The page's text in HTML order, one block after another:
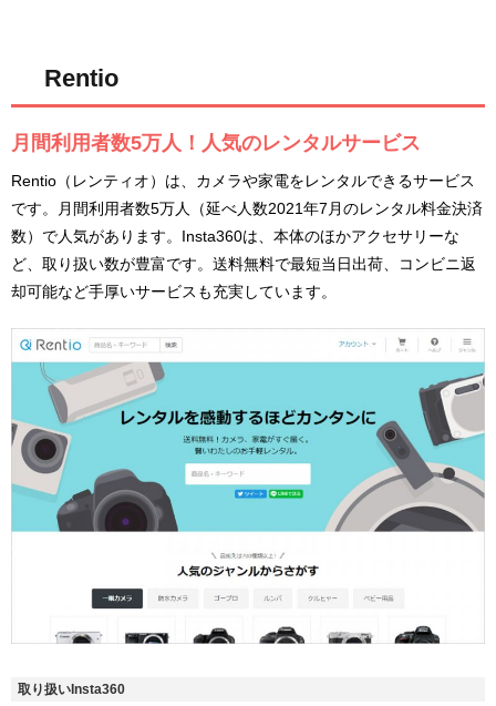
Rentio
月間利用者数5万人！人気のレンタルサービス
Rentio（レンティオ）は、カメラや家電をレンタルできるサービス
です。月間利用者数5万人（延べ人数2021年7月のレンタル料金決済
数）で人気があります。Insta360は、本体のほかアクセサリーな
ど、取り扱い数が豊富です。送料無料で最短当日出荷、コンビニ返
却可能など手厚いサービスも充実しています。
取り扱いInsta360